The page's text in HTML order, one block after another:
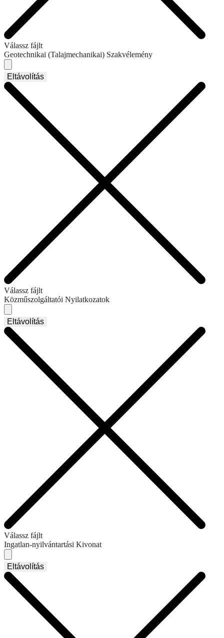
Válassz fájlt
Geotechnikai (Talajmechanikai) Szakvélemény
Eltávolítás
Válassz fájlt
Közműszolgáltatói Nyilatkozatok
Eltávolítás
Válassz fájlt
Ingatlan-nyilvántartási Kivonat
Eltávolítás